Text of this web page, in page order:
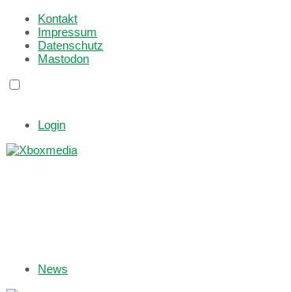
Kontakt
Impressum
Datenschutz
Mastodon
Login
News